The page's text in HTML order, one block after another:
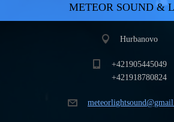
METEOR SOUND &
Hurbanovo
+421905445049
+421918780824
meteorlightsound